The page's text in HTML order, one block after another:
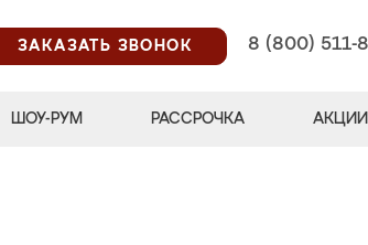
ЗАКАЗАТЬ ЗВОНОК
8 (800) 511-
ШОУ-РУМ РАССРОЧКА АКЦИИ